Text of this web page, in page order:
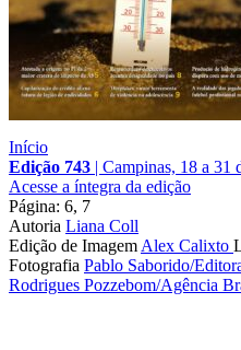
Início
Edição 743 | Campinas, 18 a 31
Acesse a íntegra da edição
Página: 6, 7
Autoria Liana Coll
Edição de Imagem Alex Calixto
Fotografia Pablo Saborido/
Rodrigues Pozzebom/Agência